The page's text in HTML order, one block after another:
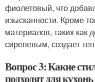
фиолетовый, что
изысканности. Кроме
материалов, таких как
сиреневым, создает
Вопрос 3: Какие
подходят для